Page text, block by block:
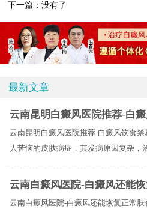
下一篇：没有了
最新文章
云南昆明白癜风医院推荐-白
云南昆明白癜风医院推荐-白癜风饮食
人苦恼的皮肤病症，其发病原因复杂，
云南白癜风医院-白癜风还能
云南白癜风医院-白癜风还能恢复正常